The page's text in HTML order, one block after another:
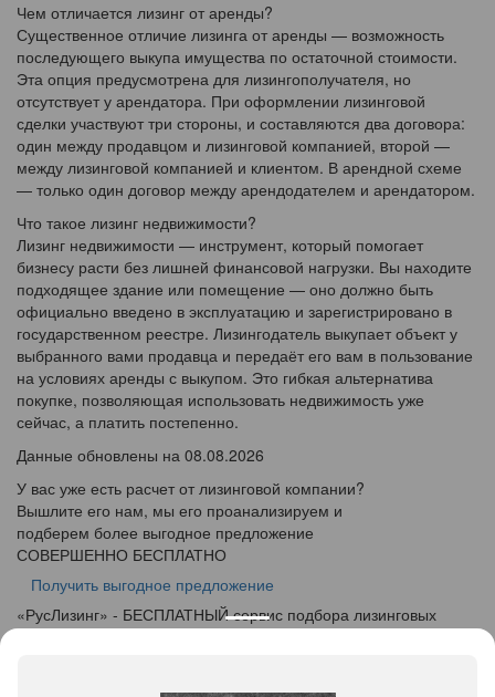
Чем отличается лизинг от аренды?
Существенное отличие лизинга от аренды — возможность
последующего выкупа имущества по остаточной стоимости.
Эта опция предусмотрена для лизингополучателя, но
отсутствует у арендатора. При оформлении лизинговой
сделки участвуют три стороны, и составляются два договора:
один между продавцом и лизинговой компанией, второй —
между лизинговой компанией и клиентом. В арендной схеме
— только один договор между арендодателем и арендатором.
Что такое лизинг недвижимости?
Лизинг недвижимости — инструмент, который помогает
бизнесу расти без лишней финансовой нагрузки. Вы находите
подходящее здание или помещение — оно должно быть
официально введено в эксплуатацию и зарегистрировано в
государственном реестре. Лизингодатель выкупает объект у
выбранного вами продавца и передаёт его вам в пользование
на условиях аренды с выкупом. Это гибкая альтернатива
покупке, позволяющая использовать недвижимость уже
сейчас, а платить постепенно.
Данные обновлены на 08.08.2026
У вас уже есть расчет от лизинговой компании?
Вышлите его нам, мы его проанализируем и
подберем более выгодное предложение
СОВЕРШЕННО БЕСПЛАТНО
Получить выгодное предложение
«РусЛизинг» - БЕСПЛАТНЫЙ сервис подбора лизинговых